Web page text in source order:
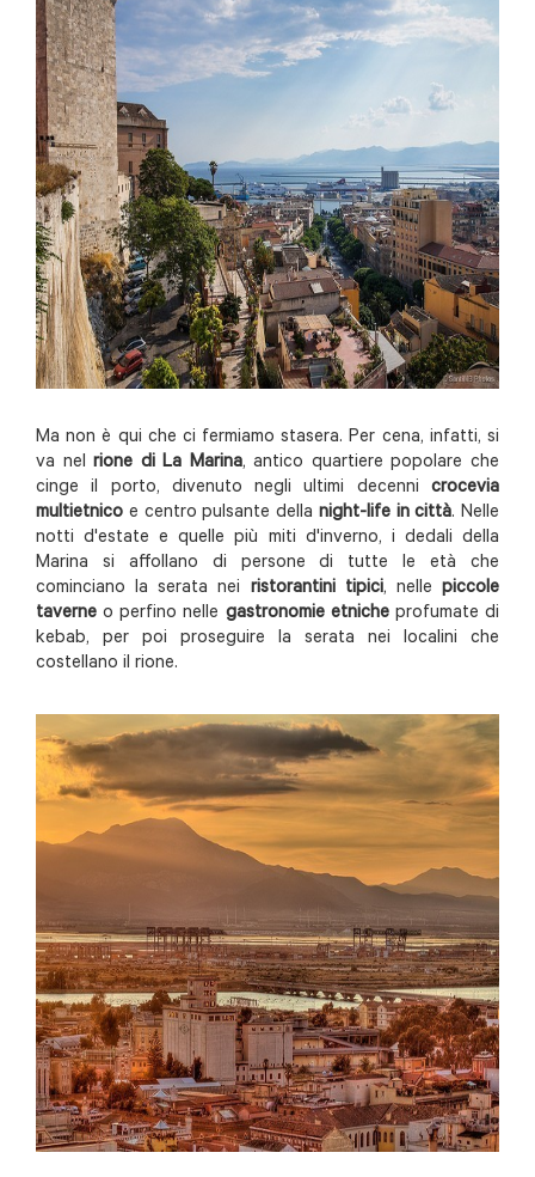
Ma non è qui che ci fermiamo stasera. Per cena, infatti, si
va nelrione di La Marina, antico quartiere popolare che
cinge il porto, divenuto negli ultimi decenni crocevia
multietnico e centro pulsante della night-life in città. Nelle
notti d'estate e quelle più miti d'inverno, i dedali della
Marina si affollano di persone di tutte le età che
cominciano la serata nei ristorantini tipici, nelle piccole
taverne o perfino nelle gastronomie etniche profumate di
kebab, per poi proseguire la serata nei localini che
costellano il rione.